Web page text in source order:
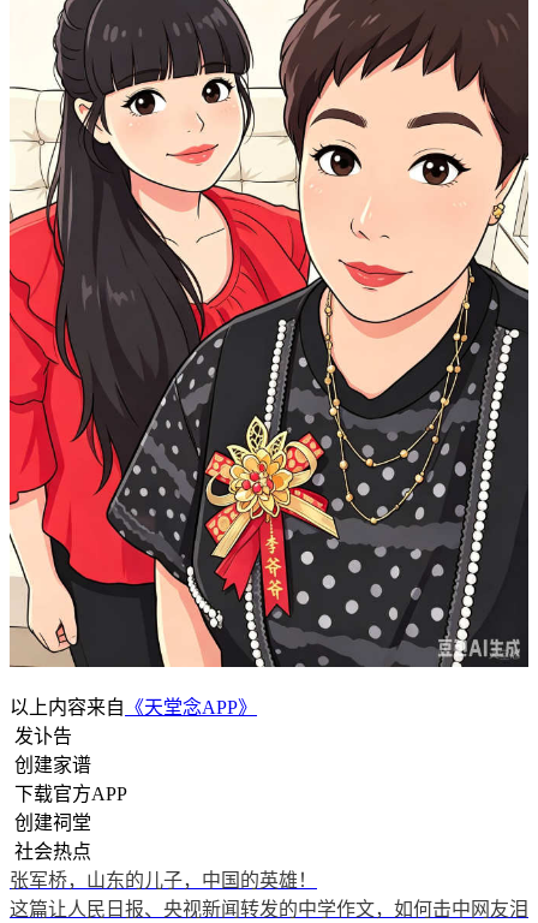
以上内容来自 《天堂念APP》
发讣告
创建家谱
下载官方APP
创建祠堂
社会热点
张军桥，山东的儿子，中国的英雄！
这篇让人民日报、央视新闻转发的中学作文，如何击中网友泪